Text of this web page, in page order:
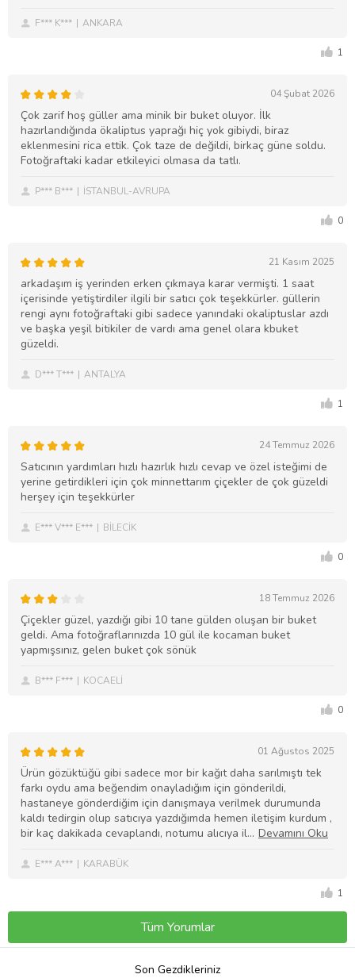
F*** K*** ANKARA
1
04 Şubat 2026
Çok zarif hoş güller ama minik bir buket oluyor. İlk
hazırlandığında ökaliptus yaprağı hiç yok gibiydi, biraz
eklenmesini rica ettik. Çok taze de değildi, birkaç güne soldu.
Fotoğraftaki kadar etkileyici olmasa da tatlı.
P*** B*** İSTANBUL-AVRUPA
0
21 Kasım 2025
arkadaşım iş yerinden erken çıkmaya karar vermişti. 1 saat
içerisinde yetiştirdiler ilgili bir satıcı çok teşekkürler. güllerin
rengi aynı fotoğraftaki gibi sadece yanındaki okaliptuslar azdı
ve başka yeşil bitikiler de vardı ama genel olara kbuket
güzeldi.
D*** T*** ANTALYA
1
24 Temmuz 2026
Satıcının yardımları hızlı hazırlık hızlı cevap ve özel isteğimi de
yerine getirdikleri için çok minnettarım çiçekler de çok güzeldi
herşey için teşekkürler
E*** V*** E*** BİLECİK
0
18 Temmuz 2026
Çiçekler güzel, yazdığı gibi 10 tane gülden oluşan bir buket
geldi. Ama fotoğraflarınızda 10 gül ile kocaman buket
yapmışsınız, gelen buket çok sönük
B*** F*** KOCAELİ
0
01 Ağustos 2025
Ürün gözüktüğü gibi sadece mor bir kağıt daha sarılmıştı tek
farkı oydu ama beğendim onayladığım için gönderildi,
hastaneye gönderdiğim için danışmaya verilmek durumunda
kaldı tedirgin olup satıcıya yazdığımda hemen iletişim kurdum ,
bir kaç dakikada cevaplandı, notumu alıcıya il
E*** A*** KARABÜK
1
Tüm Yorumlar
Son Gezdikleriniz